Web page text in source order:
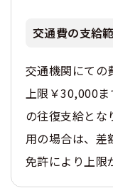
交通費の支給
交通機関にての
上限￥30,000
の往復支給とな
用の場合は、
免許により上限